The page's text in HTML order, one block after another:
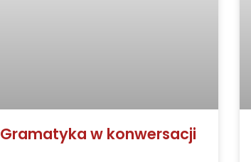
Gramatyka w konwersacji